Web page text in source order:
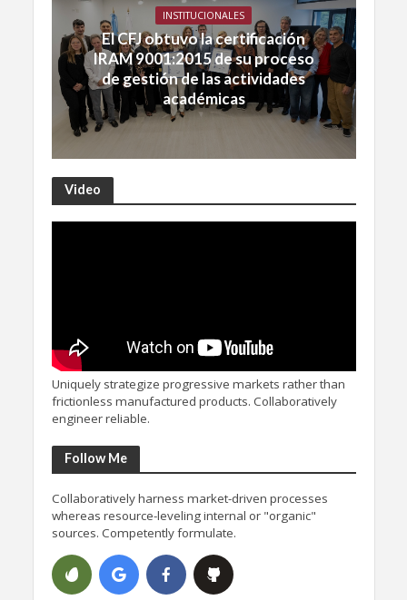
INSTITUCIONALES
El CFJ obtuvo la certificación
IRAM 9001:2015 de su proceso
de gestión de las actividades
académicas
Video
Uniquely strategize progressive markets rather than
frictionless manufactured products. Collaboratively
engineer reliable.
Follow Me
Collaboratively harness market-driven processes
whereas resource-leveling internal or "organic"
sources. Competently formulate.